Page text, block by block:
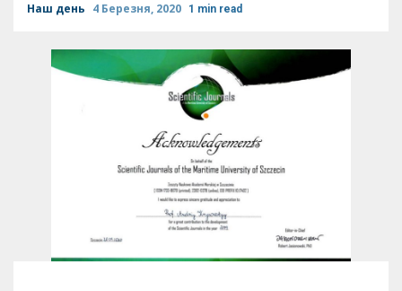
Наш день 4 Березня, 2020 1 min read